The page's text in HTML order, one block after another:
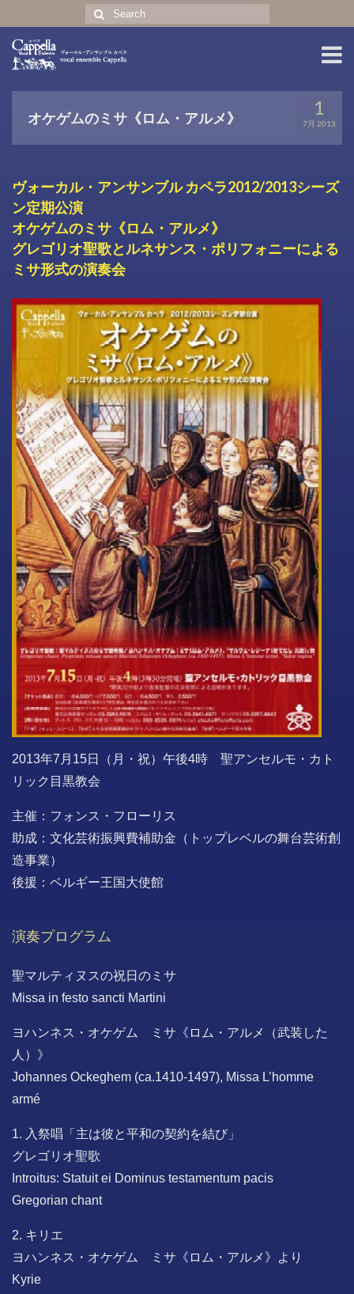
Search
for:
CD・グッズ
english profile
1
7月 2013
オケゲムのミサ《ロム・アルメ》
ヴォーカル・アンサンブル カペラ2012/2013シーズ
ン定期公演
オケゲムのミサ《ロム・アルメ》
グレゴリオ聖歌とルネサンス・ポリフォニーによる
ミサ形式の演奏会
2013年7月15日（月・祝）午後4時 聖アンセルモ・カト
リック目黒教会
主催：フォンス・フローリス
助成：文化芸術振興費補助金（トップレベルの舞台芸術創
造事業）
後援：ベルギー王国大使館
演奏プログラム
聖マルティヌスの祝日のミサ
Missa in festo sancti Martini
ヨハンネス・オケゲム ミサ《ロム・アルメ（武装した
人）》
Johannes Ockeghem (ca.1410-1497), Missa L’homme
armé
1. 入祭唱「主は彼と平和の契約を結び」
グレゴリオ聖歌
Introitus: Statuit ei Dominus testamentum pacis
Gregorian chant
2. キリエ
ヨハンネス・オケゲム ミサ《ロム・アルメ》より
Kyrie